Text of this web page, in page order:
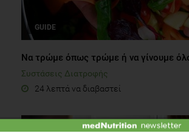
GUIDE
Να τρώμε όπως τρώμε ή να γίνουμε
Συστάσεις Διατροφής
24 λεπτά να διαβαστεί